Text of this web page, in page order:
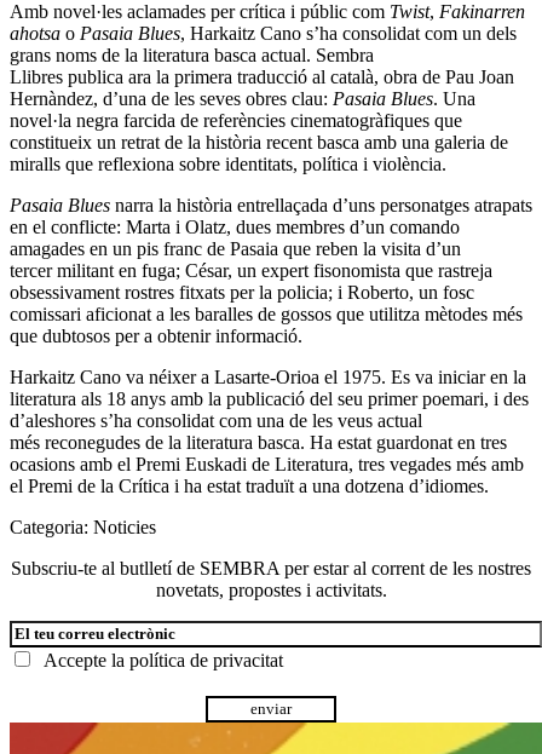
Amb novel·les aclamades per crítica i públic com Twist, Fakinarren
ahotsa o Pasaia Blues, Harkaitz Cano s’ha consolidat com un dels
grans noms de la literatura basca actual. Sembra
Llibres publica ara la primera traducció al català, obra de Pau Joan
Hernàndez, d’una de les seves obres clau: Pasaia Blues. Una
novel·la negra farcida de referències cinematogràfiques que
constitueix un retrat de la història recent basca amb una galeria de
miralls que reflexiona sobre identitats, política i violència.
Pasaia Blues narra la història entrellaçada d’uns personatges atrapats
en el conflicte: Marta i Olatz, dues membres d’un comando
amagades en un pis franc de Pasaia que reben la visita d’un
tercer militant en fuga; César, un expert fisonomista que rastreja
obsessivament rostres fitxats per la policia; i Roberto, un fosc
comissari aficionat a les baralles de gossos que utilitza mètodes més
que dubtosos per a obtenir informació.
Harkaitz Cano va néixer a Lasarte-Orioa el 1975. Es va iniciar en la
literatura als 18 anys amb la publicació del seu primer poemari, i des
d’aleshores s’ha consolidat com una de les veus actual
més reconegudes de la literatura basca. Ha estat guardonat en tres
ocasions amb el Premi Euskadi de Literatura, tres vegades més amb
el Premi de la Crítica i ha estat traduït a una dotzena d’idiomes.
Categoria: Noticies
Subscriu-te al butlletí de SEMBRA per estar al corrent de les nostres
novetats, propostes i activitats.
Accepte la política de privacitat